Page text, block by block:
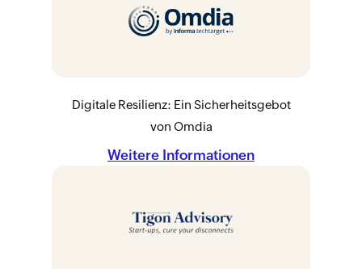
Digitale Resilienz: Ein Sicherheitsgebot
von Omdia
Weitere Informationen